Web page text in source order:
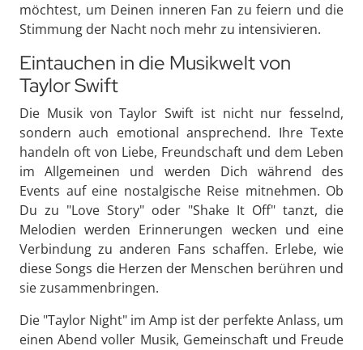
möchtest, um Deinen inneren Fan zu feiern und die
Stimmung der Nacht noch mehr zu intensivieren.
Eintauchen in die Musikwelt von
Taylor Swift
Die Musik von Taylor Swift ist nicht nur fesselnd,
sondern auch emotional ansprechend. Ihre Texte
handeln oft von Liebe, Freundschaft und dem Leben
im Allgemeinen und werden Dich während des
Events auf eine nostalgische Reise mitnehmen. Ob
Du zu "Love Story" oder "Shake It Off" tanzt, die
Melodien werden Erinnerungen wecken und eine
Verbindung zu anderen Fans schaffen. Erlebe, wie
diese Songs die Herzen der Menschen berühren und
sie zusammenbringen.
Die "Taylor Night" im Amp ist der perfekte Anlass, um
einen Abend voller Musik, Gemeinschaft und Freude